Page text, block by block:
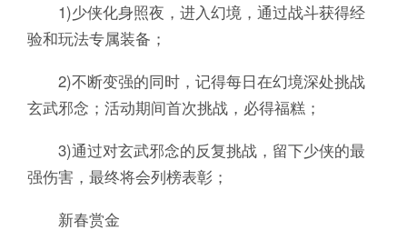
1)少侠化身照夜，进入幻境，通过战斗获得经
验和玩法专属装备；
2)不断变强的同时，记得每日在幻境深处挑战
玄武邪念；活动期间首次挑战，必得福糕；
3)通过对玄武邪念的反复挑战，留下少侠的最
强伤害，最终将会列榜表彰；
新春赏金